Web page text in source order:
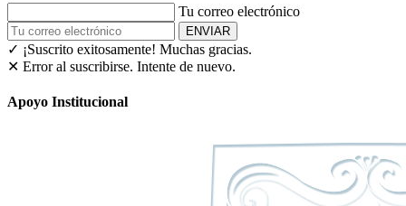
Tu correo electrónico
ENVIAR
✓ ¡Suscrito exitosamente! Muchas gracias.
✕ Error al suscribirse. Intente de nuevo.
Apoyo Institucional